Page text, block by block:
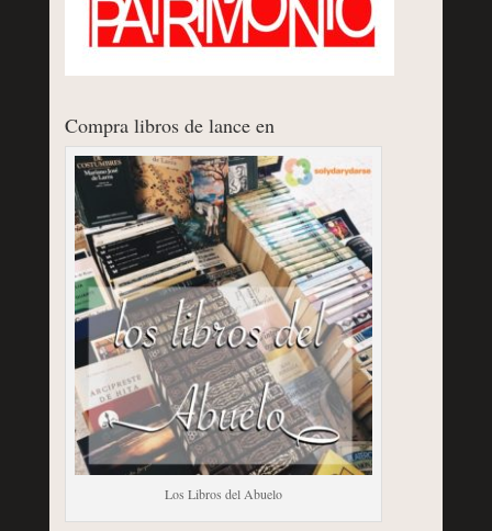
Compra libros de lance en
Los Libros del Abuelo